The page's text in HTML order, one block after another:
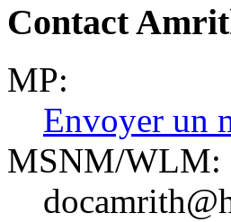
Contact
MP:
Envoyer un
MSNM/WLM: